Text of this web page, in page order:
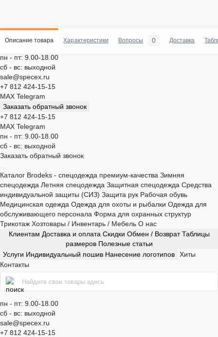
пн - пт: 9.00-18.00
сб - вс: выходной
sale@specex.ru
+7 812 424-15-15
MAX Telegram
Заказать обратный звонок
+7 812 424-15-15
MAX Telegram
пн - пт: 9.00-18.00
сб - вс: выходной
Заказать обратный звонок
Каталог Brodeks - спецодежда премиум-качества Зимняя
спецодежда Летняя спецодежда Защитная спецодежда Средства
индивидуальной защиты (СИЗ) Защита рук Рабочая обувь
Медицинская одежда Одежда для охоты и рыбалки Одежда для
обслуживающего персонала Форма для охранных структур
Трикотаж Хозтовары / Инвентарь / Мебель О нас
Клиентам Доставка и оплата Скидки Обмен / ВозвратТаблицы
размеров Полезные статьи
Услуги Индивидуальный пошив Нанесение логотипов
Хиты
Контакты
пн - пт: 9.00-18.00
сб - вс: выходной
sale@specex.ru
+7 812 424-15-15
Описание товара Характеристики Вопросы 0 Доставка